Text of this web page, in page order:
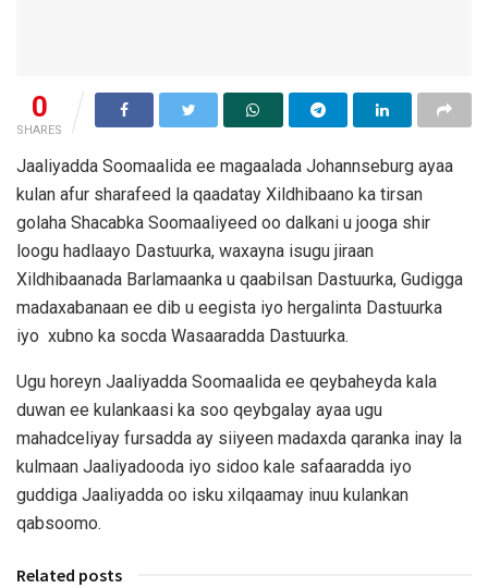
0
SHARES
Jaaliyadda Soomaalida ee magaalada Johannseburg ayaa
kulan afur sharafeed la qaadatay Xildhibaano ka tirsan
golaha Shacabka Soomaaliyeed oo dalkani u jooga shir
loogu hadlaayo Dastuurka, waxayna isugu jiraan
Xildhibaanada Barlamaanka u qaabilsan Dastuurka, Gudigga
madaxabanaan ee dib u eegista iyo hergalinta Dastuurka
iyo xubno ka socda Wasaaradda Dastuurka.
Ugu horeyn Jaaliyadda Soomaalida ee qeybaheyda kala
duwan ee kulankaasi ka soo qeybgalay ayaa ugu
mahadceliyay fursadda ay siiyeen madaxda qaranka inay la
kulmaan Jaaliyadooda iyo sidoo kale safaaradda iyo
guddiga Jaaliyadda oo isku xilqaamay inuu kulankan
qabsoomo.
Related posts